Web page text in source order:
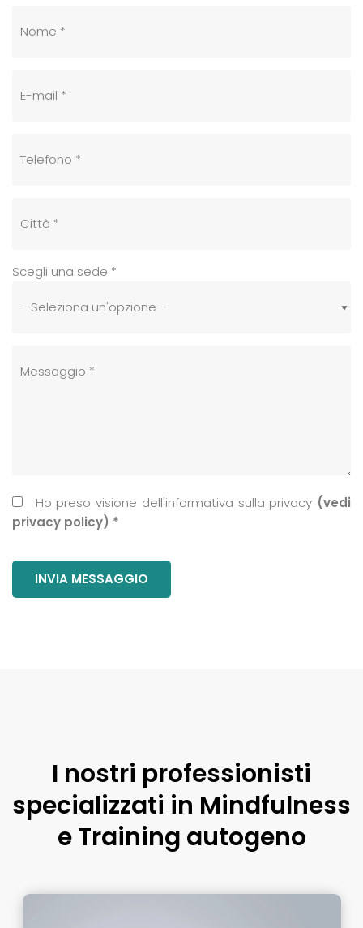
Scegli una sede *
Ho preso visione dell'informativa sulla privacy (vedi
privacy policy) *
I nostri professionisti
specializzati in Mindfulness
e Training autogeno